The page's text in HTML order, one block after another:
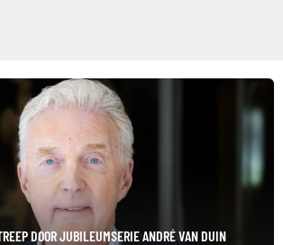
DOOR JUBILEUMSERIE ANDRÉ VAN DUIN